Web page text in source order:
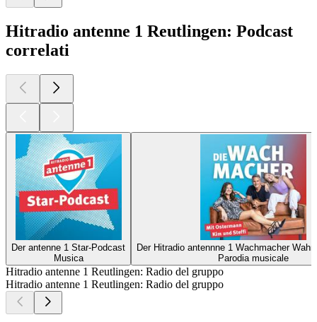
Hitradio antenne 1 Reutlingen: Podcast
correlati
Der antenne 1 Star-Podcast
Musica
Der Hitradio antennne 1 Wachmacher
Parodia musicale
Hitradio antenne 1 Reutlingen: Radio del gruppo
Hitradio antenne 1 Reutlingen: Radio del gruppo